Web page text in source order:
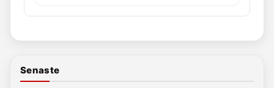
Senaste